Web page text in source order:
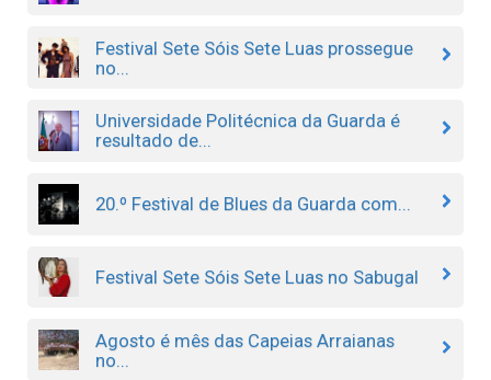
Festival Sete Sóis Sete Luas prossegue
no...
Universidade Politécnica da Guarda é
resultado de...
20.º Festival de Blues da Guarda com...
Festival Sete Sóis Sete Luas no Sabugal
Agosto é mês das Capeias Arraianas
no...